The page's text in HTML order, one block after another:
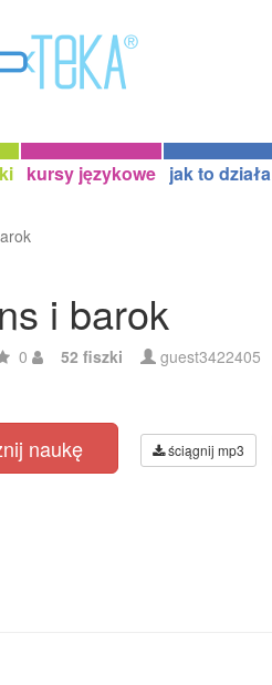
kursy językowe jak to działa
i barok
0 52 fiszki guest3422405
naukę ściągnij mp3